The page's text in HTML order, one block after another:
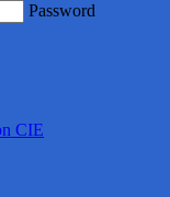
Password
CIE